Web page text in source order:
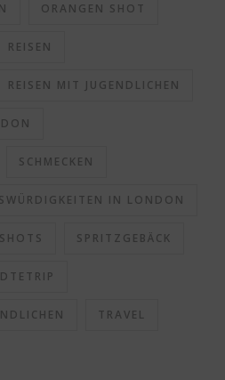
ORANGEN SHOT
REISEN
REISEN MIT JUGENDLICHEN
SCHMECKEN
IN LONDON
SHOTS SPRITZGEBÄCK
TRAVEL